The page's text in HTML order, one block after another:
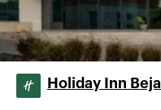
Holiday Inn Beja